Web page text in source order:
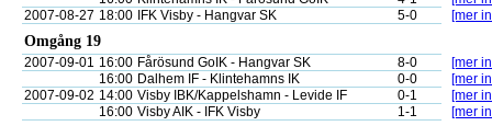
2007-08-27 18:00 IFK Visby - Hangvar SK 5-0 [mer
Omgång 19
2007-09-01 16:00 Fårösund GoIK - Hangvar SK 8-0
[mer
16:00 Dalhem IF - Klintehamns IK 0-0
[mer
2007-09-02 14:00 Visby IBK/Kappelshamn - Levide IF 0-1
[mer
16:00 Visby AIK - IFK Visby 1-1 [mer